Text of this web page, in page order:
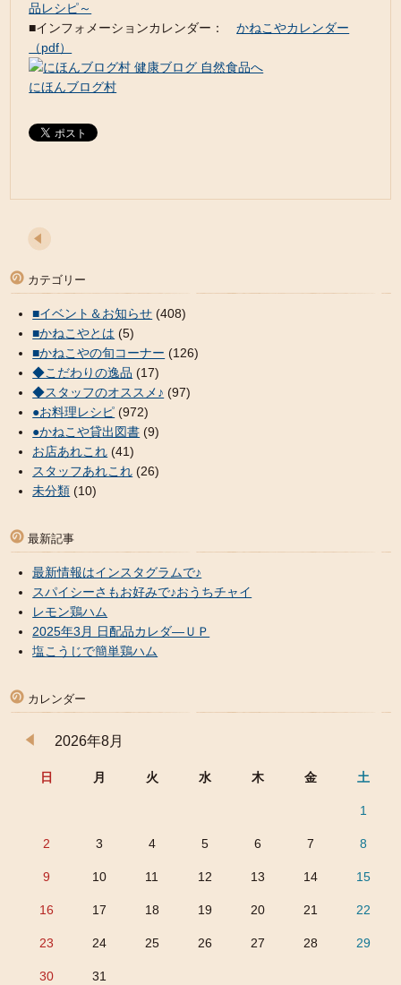
品レシピ～
■インフォメーションカレンダー：かねこやカレンダー
（pdf）
にほんブログ村
カテゴリー
■イベント＆お知らせ (408)
■かねこやとは (5)
■かねこやの旬コーナー (126)
◆こだわりの逸品 (17)
◆スタッフのオススメ♪ (97)
●お料理レシピ (972)
●かねこや貸出図書 (9)
お店あれこれ (41)
スタッフあれこれ (26)
未分類 (10)
最新記事
最新情報はインスタグラムで♪
スパイシーさもお好みで♪おうちチャイ
レモン鶏ハム
2025年3月 日配品カレダ―ＵＰ
塩こうじで簡単鶏ハム
カレンダー
2026年8月
日 月 火 水 木 金 土
1
2 3 4 5 6 7 8
9 10 11 12 13 14 15
16 17 18 19 20 21 22
23 24 25 26 27 28 29
30 31